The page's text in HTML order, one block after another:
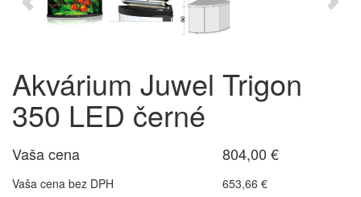
Akvárium Juwel Trigon
350 LED černé
Vaša cena 804,00 €
Vaša cena bez DPH
653,66 €